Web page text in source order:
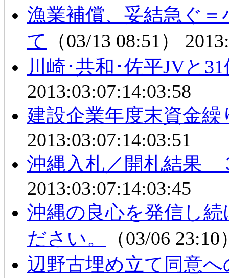
漁業補償、妥結急ぐ
て
（03/13 08:51）
川崎･共和･佐平JVと
2013:03:07:14:03:58
建設企業年度末資金繰
2013:03:07:14:03:51
沖縄入札／開札結果
2013:03:07:14:03:45
沖縄の良心を発信し
ださい。
（03/06
辺野古埋め立て同意